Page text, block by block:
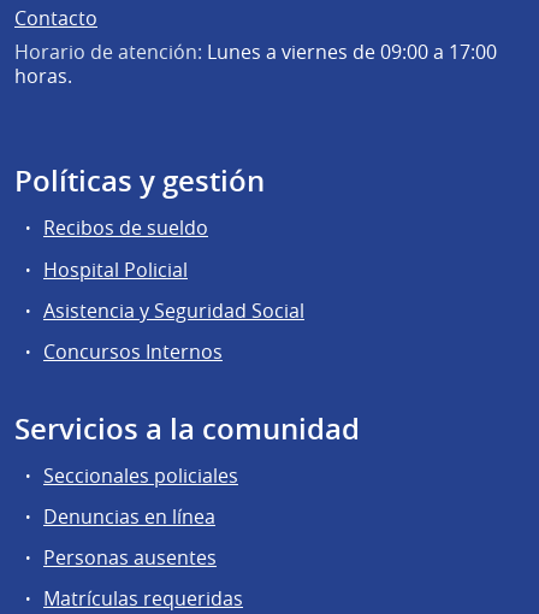
Contacto
Horario de atención: Lunes a viernes de 09:00 a 17:00
horas.
Políticas y gestión
Recibos de sueldo
Hospital Policial
Asistencia y Seguridad Social
Concursos Internos
Servicios a la comunidad
Seccionales policiales
Denuncias en línea
Personas ausentes
Matrículas requeridas